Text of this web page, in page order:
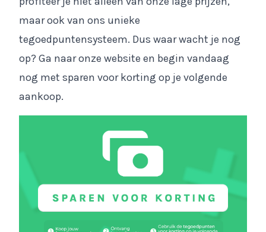
maar ook van ons unieke
tegoedpuntensysteem. Dus waar wacht je nog
op? Ga naar onze website en begin vandaag
nog met sparen voor korting op je volgende
aankoop.